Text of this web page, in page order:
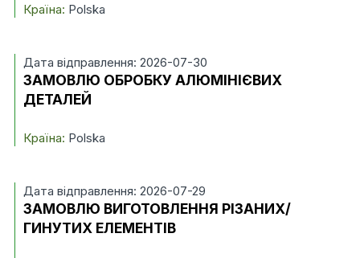
Країна: Polska
Дата відправлення: 2026-07-30
ЗАМОВЛЮ ОБРОБКУ АЛЮМІНІЄВИХ
ДЕТАЛЕЙ
Країна: Polska
Дата відправлення: 2026-07-29
ЗАМОВЛЮ ВИГОТОВЛЕННЯ РІЗАНИХ/
ГИНУТИХ ЕЛЕМЕНТІВ